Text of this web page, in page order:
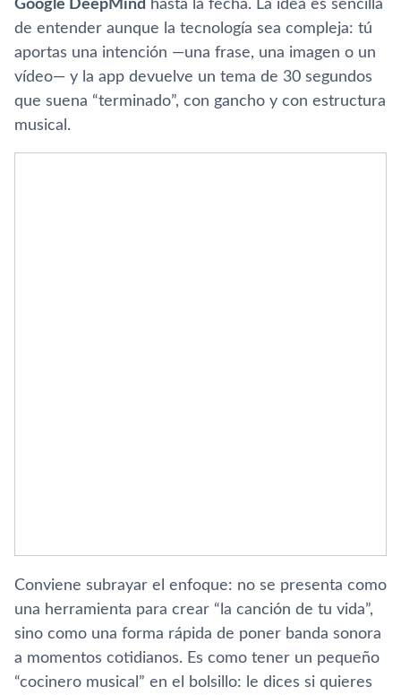
Google DeepMind hasta la fecha. La idea es sencilla
de entender aunque la tecnología sea compleja: tú
aportas una intención —una frase, una imagen o un
vídeo— y la app devuelve un tema de 30 segundos
que suena “terminado”, con gancho y con estructura
musical.
Conviene subrayar el enfoque: no se presenta como
una herramienta para crear “la canción de tu vida”,
sino como una forma rápida de poner banda sonora
a momentos cotidianos. Es como tener un pequeño
“cocinero musical” en el bolsillo: le dices si quieres